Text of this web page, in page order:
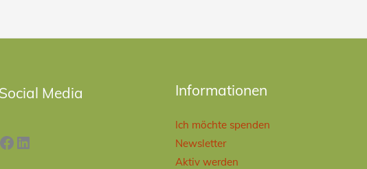
Social Media Informationen
Ich möchte spenden
Newsletter
Aktiv werden